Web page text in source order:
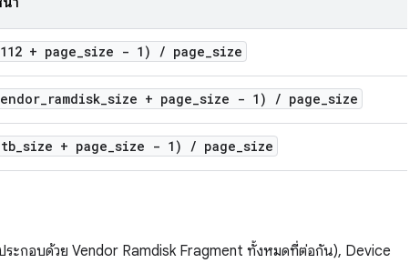
+ page_size - 1) / page_size
_ramdisk_size + page_size - 1) / page_size
_size + page_size - 1) / page_size
ะกอบด้วย Vendor Ramdisk Fragment ทั้งหมดที่ต่อกัน), Device